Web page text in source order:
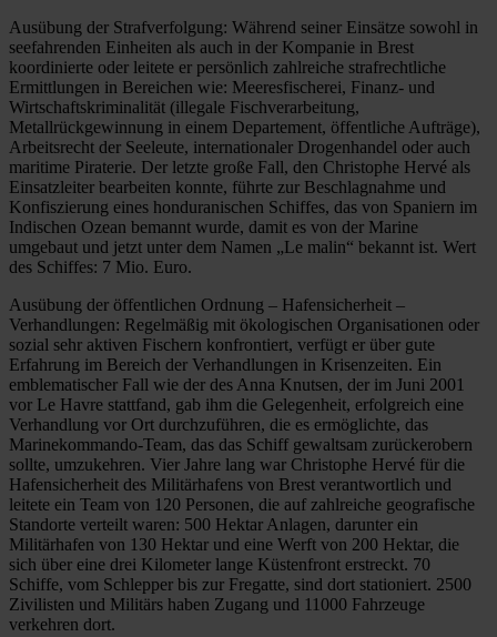
Ausübung der Strafverfolgung: Während seiner Einsätze sowohl in
seefahrenden Einheiten als auch in der Kompanie in Brest
koordinierte oder leitete er persönlich zahlreiche strafrechtliche
Ermittlungen in Bereichen wie: Meeresfischerei, Finanz- und
Wirtschaftskriminalität (illegale Fischverarbeitung,
Metallrückgewinnung in einem Departement, öffentliche Aufträge),
Arbeitsrecht der Seeleute, internationaler Drogenhandel oder auch
maritime Piraterie. Der letzte große Fall, den Christophe Hervé als
Einsatzleiter bearbeiten konnte, führte zur Beschlagnahme und
Konfiszierung eines honduranischen Schiffes, das von Spaniern im
Indischen Ozean bemannt wurde, damit es von der Marine
umgebaut und jetzt unter dem Namen „Le malin“ bekannt ist. Wert
des Schiffes: 7 Mio. Euro.
Ausübung der öffentlichen Ordnung – Hafensicherheit –
Verhandlungen: Regelmäßig mit ökologischen Organisationen oder
sozial sehr aktiven Fischern konfrontiert, verfügt er über gute
Erfahrung im Bereich der Verhandlungen in Krisenzeiten. Ein
emblematischer Fall wie der des Anna Knutsen, der im Juni 2001
vor Le Havre stattfand, gab ihm die Gelegenheit, erfolgreich eine
Verhandlung vor Ort durchzuführen, die es ermöglichte, das
Marinekommando-Team, das das Schiff gewaltsam zurückerobern
sollte, umzukehren. Vier Jahre lang war Christophe Hervé für die
Hafensicherheit des Militärhafens von Brest verantwortlich und
leitete ein Team von 120 Personen, die auf zahlreiche geografische
Standorte verteilt waren: 500 Hektar Anlagen, darunter ein
Militärhafen von 130 Hektar und eine Werft von 200 Hektar, die
sich über eine drei Kilometer lange Küstenfront erstreckt. 70
Schiffe, vom Schlepper bis zur Fregatte, sind dort stationiert. 2500
Zivilisten und Militärs haben Zugang und 11000 Fahrzeuge
verkehren dort.